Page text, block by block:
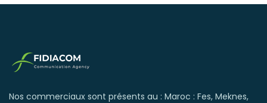
Nos commerciaux sont présents au : Maroc : Fes, Meknes,